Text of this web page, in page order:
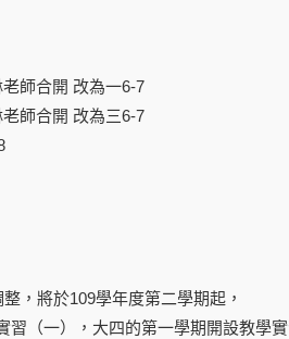
師合開 改為一6-7
師合開 改為三6-7
，將於109學年度第二學期起，
習（一），大四的第一學期開設教學